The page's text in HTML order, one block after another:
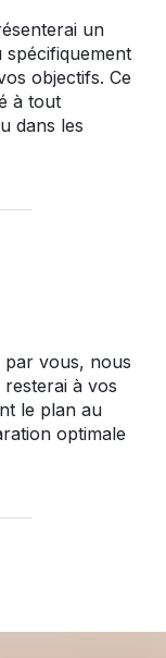
un
objectifs. Ce
à tout
dans les
par vous, nous
à vos
le plan au
optimale